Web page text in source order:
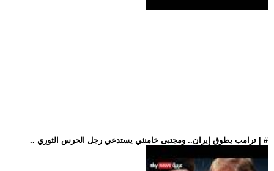
.. ترامب يطوق إيران.. ومجتبى خامنئي يستدعي رجل الحرس الثوري | #